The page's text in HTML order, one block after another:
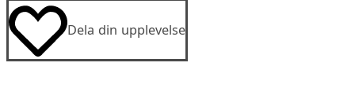
Dela din upplevelse